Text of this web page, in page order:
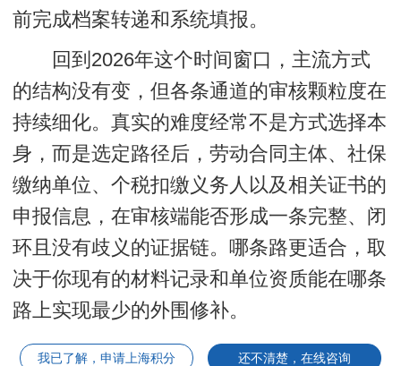
前完成档案转递和系统填报。
回到2026年这个时间窗口，主流方式
的结构没有变，但各条通道的审核颗粒度在
持续细化。真实的难度经常不是方式选择本
身，而是选定路径后，劳动合同主体、社保
缴纳单位、个税扣缴义务人以及相关证书的
申报信息，在审核端能否形成一条完整、闭
环且没有歧义的证据链。哪条路更适合，取
决于你现有的材料记录和单位资质能在哪条
路上实现最少的外围修补。
我已了解，申请上海积分 还不清楚，在线咨询